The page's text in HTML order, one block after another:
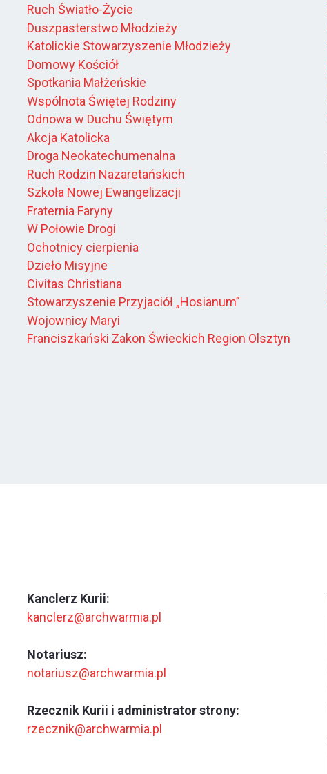
Ruch Światło-Życie
Duszpasterstwo Młodzieży
Katolickie Stowarzyszenie Młodzieży
Domowy Kościół
Spotkania Małżeńskie
Wspólnota Świętej Rodziny
Odnowa w Duchu Świętym
Akcja Katolicka
Droga Neokatechumenalna
Ruch Rodzin Nazaretańskich
Szkoła Nowej Ewangelizacji
Fraternia Faryny
W Połowie Drogi
Ochotnicy cierpienia
Dzieło Misyjne
Civitas Christiana
Stowarzyszenie Przyjaciół „Hosianum”
Wojownicy Maryi
Franciszkański Zakon Świeckich Region Olsztyn
Kanclerz Kurii:
kanclerz@archwarmia.pl
Notariusz:
notariusz@archwarmia.pl
Rzecznik Kurii i administrator strony:
rzecznik@archwarmia.pl